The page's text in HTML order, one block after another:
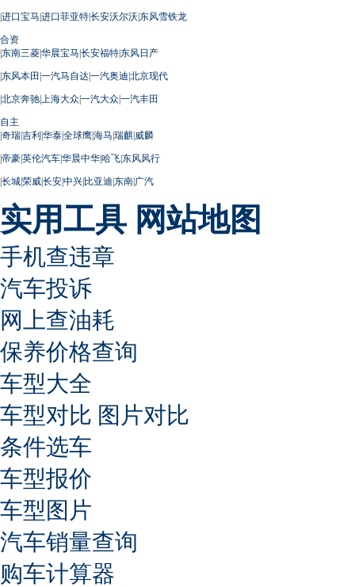
|进口宝马|进口菲亚特|长安沃尔沃|东风雪铁龙
合资
|东南三菱|华晨宝马|长安福特|东风日产
|东风本田 |一汽马自达|一汽奥迪|北京现代
|北京奔驰| 上海大众|一汽大众|一汽丰田
自主
|奇瑞|吉利|华泰|全球鹰|海马|瑞麒|威麟
|帝豪|英伦汽车|华晨中华|哈飞|东风风行
|长城|荣威|长安|中兴|比亚迪|东南|广汽
实用工具 网站地图
手机查违章
汽车投诉
网上查油耗
保养价格查询
车型大全
车型对比 图片对比
条件选车
车型报价
车型图片
汽车销量查询
购车计算器